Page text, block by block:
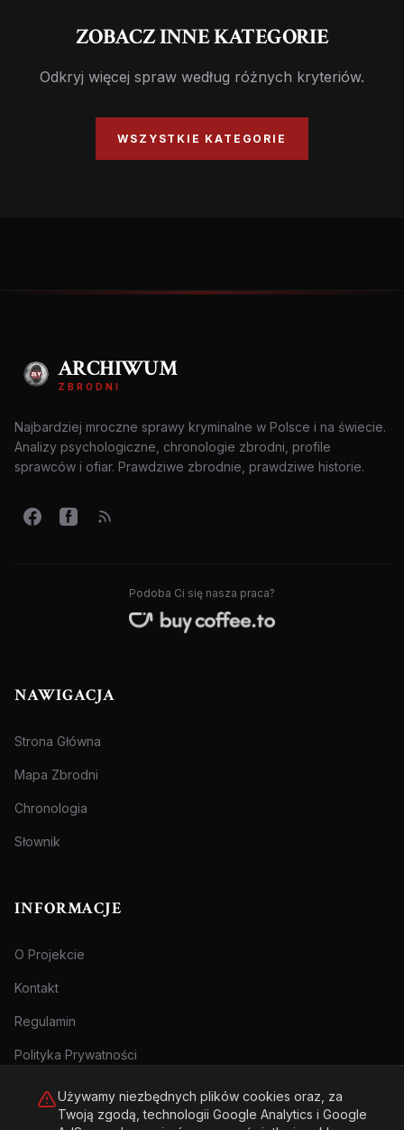
ZOBACZ INNE KATEGORIE
Odkryj więcej spraw według różnych kryteriów.
WSZYSTKIE KATEGORIE
ARCHIWUM
ZBRODNI
Najbardziej mroczne sprawy kryminalne w Polsce i na świecie.
Analizy psychologiczne, chronologie zbrodni, profile
sprawców i ofiar. Prawdziwe zbrodnie, prawdziwe historie.
Podoba Ci się nasza praca?
NAWIGACJA
Strona Główna
Mapa Zbrodni
Chronologia
Słownik
INFORMACJE
O Projekcie
Kontakt
Regulamin
Polityka Prywatności
Używamy niezbędnych plików cookies oraz, za
Twoją zgodą, technologii Google Analytics i Google